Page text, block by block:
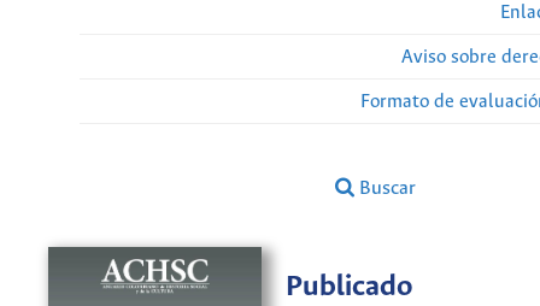
Aviso sobre
Formato de
Buscar
Publicado